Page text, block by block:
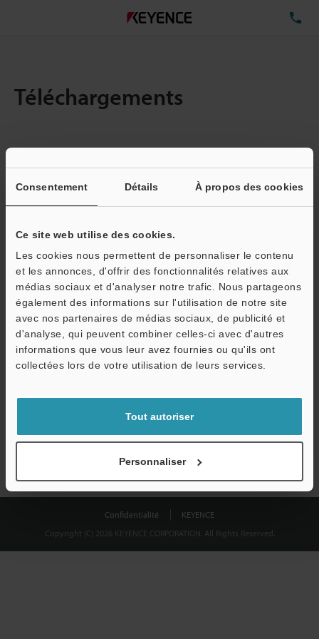
Consentement Détails À propos des cookies
Ce site web utilise des cookies.
Les cookies nous permettent de personnaliser le contenu
et les annonces, d'offrir des fonctionnalités relatives aux
médias sociaux et d'analyser notre trafic. Nous partageons
également des informations sur l'utilisation de notre site
avec nos partenaires de médias sociaux, de publicité et
d'analyse, qui peuvent combiner celles-ci avec d'autres
informations que vous leur avez fournies ou qu'ils ont
collectées lors de votre utilisation de leurs services.
Tout autoriser
Personnaliser
Téléchargements
Quantité : Taille totale des fichiers :3.4MB
Adresse e-mail(obligatoire)
Télécharger
Confidentialité
KEYENCE
Copyright (C) 2026 KEYENCE CORPORATION. All Rights Reserved.